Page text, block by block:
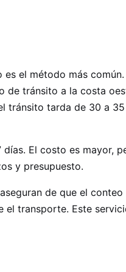
el método más común.
de tránsito a la costa
tránsito tarda de 30 a
El costo es mayor,
y presupuesto.
de que el conteo
el transporte. Este